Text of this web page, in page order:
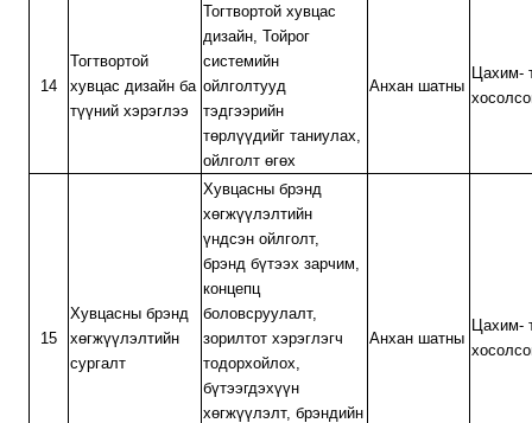
14
Тогтвортой
хувцас дизайн ба
түүний хэрэглээ
Тогтвортой хувцас
дизайн, Тойрог
системийн
ойлголтууд
тэдгээрийн
төрлүүдийг таниулах,
ойлголт өгөх
Анхан шатны
Цахим-
15
Хувцасны брэнд
хөгжүүлэлтийн
сургалт
Хувцасны брэнд
хөгжүүлэлтийн
үндсэн ойлголт,
брэнд бүтээх зарчим,
концепц
боловсруулалт,
зорилтот хэрэглэгч
тодорхойлох,
бүтээгдэхүүн
хөгжүүлэлт, брэндийн
Анхан шатны
Цахим-